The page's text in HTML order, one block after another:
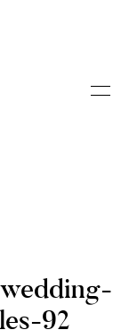
92